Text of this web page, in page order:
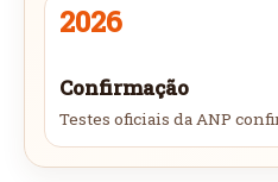
2026
Confirmação
Testes oficiais da ANP